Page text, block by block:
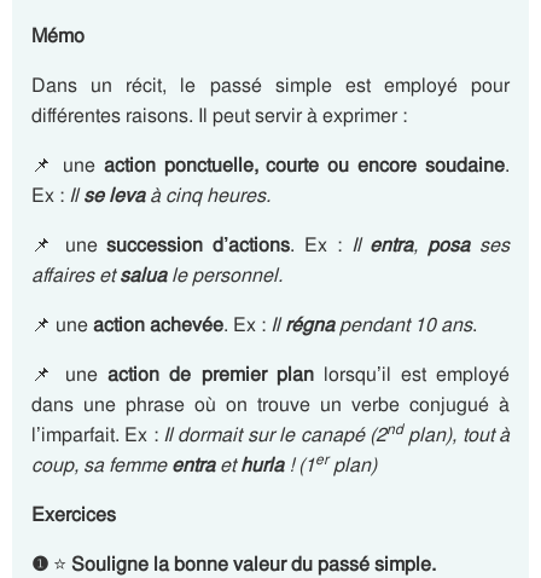
Mémo
Dans un récit, le passé simple est employé pour
différentes raisons. Il peut servir à exprimer :
📌 une action ponctuelle, courte ou encore soudaine.
Ex : Ilse levaà cinq heures.
📌 unesuccession d’actions. Ex : Il entra, posases
affaires etsaluale personnel.
📌 uneaction achevée. Ex : Ilrégnapendant 10 ans.
📌 uneaction de premier planlorsqu’il est employé
dans une phrase où on trouve un verbe conjugué à
l’imparfait. Ex : Il dormait sur le canapé (2ndplan), tout à
coup, sa femmeentraethurla! (1erplan)
Exercices
❶ ⭐ Souligne la bonne valeur du passé simple.